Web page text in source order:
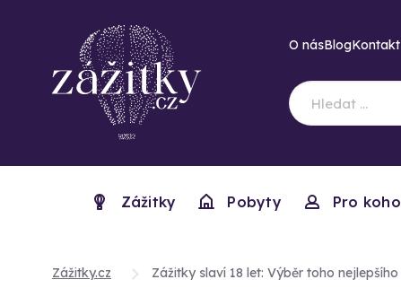
O násBlogKontakt
Zážitky Pobyty Pro koho
Zážitky.cz Zážitky slaví 18 let: Výběr toho nejlepšího